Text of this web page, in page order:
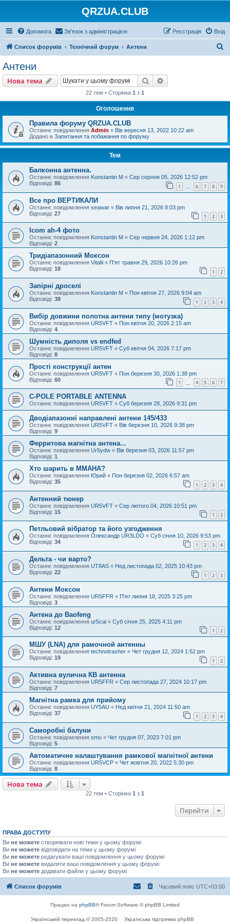
QRZUA.CLUB
Допомога Зв'язок з адміністрацією Вхід
Реєстрація
Список форумів Технічний форум Антени
Антени
Нова тема Пошук
22 тем • Сторінка 1 з 1
Оголошення
Правила форуму QRZUA.CLUB
Останнє повідомлення Admin « Вів вересня 13, 2022 10:22 am
Додано в Запитання та побажання по форуму
Тем
Балконна антенна.
Останнє повідомлення Konstantin M « Сер серпня 05, 2026 12:52 pm
Відповіді: 86 1 … 6 7 8 9
Все про ВЕРТИКАЛИ
Останнє повідомлення seawar « Вів липня 21, 2026 8:03 pm
Відповіді: 27 1 2 3
Icom ah-4 фото
Останнє повідомлення Konstantin M « Сер червня 24, 2026 1:12 pm
Відповіді: 2
Тридіапазонний Моксон
Останнє повідомлення Vitalii « П'ят травня 29, 2026 10:26 pm
Відповіді: 18 1 2
Запірні дроселі
Останнє повідомлення Konstantin M « Пон квітня 27, 2026 9:04 am
Відповіді: 38 1 2 3 4
Вибір довжини полотна антени типу (мотузка)
Останнє повідомлення UR5VFT « Пон квітня 20, 2026 2:15 am
Відповіді: 4
Шумність диполя vs endfed
Останнє повідомлення UR5VFT « Суб квітня 04, 2026 7:17 pm
Відповіді: 8
Прості конструкції антен
Останнє повідомлення UR5VFT « Пон березня 30, 2026 1:38 pm
Відповіді: 60 1 4 5 6 7
C-POLE PORTABLE ANTENNA
Останнє повідомлення UR5VFT « Суб березня 28, 2026 9:31 pm
Дводіапазонні направлені антени 145/433
Останнє повідомлення UR5VFT « Вів березня 10, 2026 9:38 pm
Відповіді: 9
Ферритова магнітна антена...
Останнє повідомлення Ur5ydw « Вів березня 03, 2026 11:57 pm
Відповіді: 1
Хто шарить в ММАНА?
Останнє повідомлення Юрий « Пон березня 02, 2026 6:57 am
Відповіді: 35 1 2 3 4
Антенний тюнер
Останнє повідомлення UR5VFT « Сер лютого 04, 2026 10:51 pm
Відповіді: 15 1 2
Петльовий вібратор та його узгодження
Останнє повідомлення Oлександр UR3LDO « Суб січня 10, 2026 9:53 pm
Відповіді: 34 1 2 3 4
Дельта - чи варто?
Останнє повідомлення UT8AS « Нед листопада 02, 2025 10:43 pm
Відповіді: 22 1 2 3
Антени Моксон
Останнє повідомлення UR5FFR « П'ят липня 18, 2025 3:25 pm
Відповіді: 3
Антена до Baofeng
Останнє повідомлення ur5cai « Суб січня 25, 2025 4:11 pm
Відповіді: 12 1 2
МШУ (LNA) для рамочной антенны
Останнє повідомлення technotrasher « Чет грудня 12, 2024 1:52 pm
Відповіді: 19 1 2
Активна вулична КВ антенна
Останнє повідомлення UR5FFR « Сер листопада 27, 2024 10:17 pm
Відповіді: 7
Магнітна рамка для прийому
Останнє повідомлення UY5AU « Нед квітня 21, 2024 11:50 am
Відповіді: 37 1 2 3 4
Саморобні балуни
Останнє повідомлення smu « Чет грудня 07, 2023 7:01 pm
Відповіді: 5
Автоматичне налаштування рамкової магнітної антени
Останнє повідомлення UR5VCP « Чет жовтня 20, 2022 5:30 pm
Відповіді: 8
Нова тема
22 тем • Сторінка 1 з 1
Перейти
ПРАВА ДОСТУПУ
Ви не можете створювати нові теми у цьому форумі
Ви не можете відповідати на теми у цьому форумі
Ви не можете редагувати ваші повідомлення у цьому форумі
Ви не можете видаляти ваші повідомлення у цьому форумі
Ви не можете додавати файли у цьому форумі
Список форумів Часовий пояс UTC+03:00
Працює на phpBB® Forum Software © phpBB Limited
Український переклад © 2005-2020 Українська підтримка phpBB